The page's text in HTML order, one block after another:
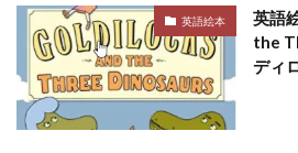
英語絵本
英語
the
ディ